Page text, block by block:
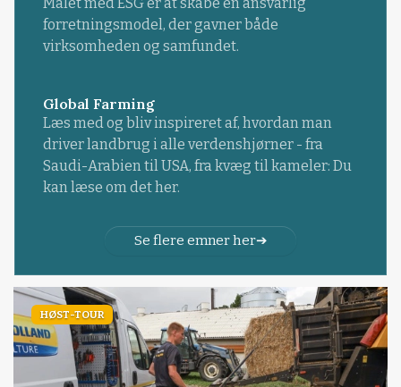
Målet med ESG er at skabe en ansvarlig
forretningsmodel, der gavner både
virksomheden og samfundet.
Global Farming
Læs med og bliv inspireret af, hvordan man
driver landbrug i alle verdenshjørner - fra
Saudi-Arabien til USA, fra kvæg til kameler: Du
kan læse om det her.
Se flere emner her
HØST-TOUR